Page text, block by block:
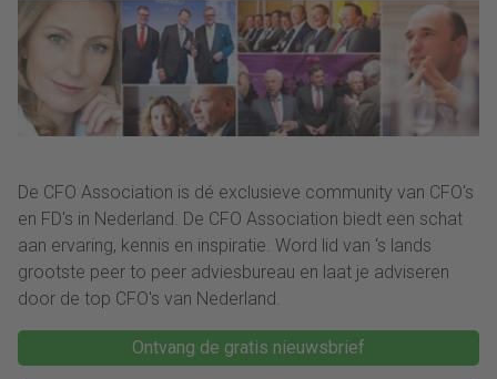
De CFO Association is dé exclusieve community van CFO's
en FD's in Nederland. De CFO Association biedt een schat
aan ervaring, kennis en inspiratie. Word lid van ‘s lands
grootste peer to peer adviesbureau en laat je adviseren
door de top CFO's van Nederland.
Ontvang de gratis nieuwsbrief